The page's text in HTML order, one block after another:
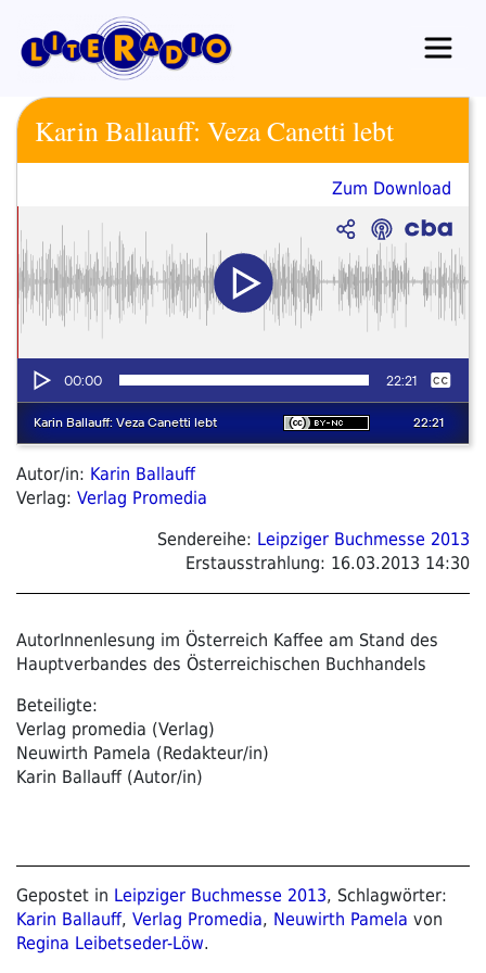
Inhalt
springen
Karin Ballauff: Veza Canetti lebt
Zum Download
Autor/in: Karin Ballauff
Verlag: Verlag Promedia
Sendereihe: Leipziger Buchmesse 2013
Erstausstrahlung: 16.03.2013 14:30
AutorInnenlesung im Österreich Kaffee am Stand des
Hauptverbandes des Österreichischen Buchhandels
Beteiligte:
Verlag promedia (Verlag)
Neuwirth Pamela (Redakteur/in)
Karin Ballauff (Autor/in)
Gepostet in Leipziger Buchmesse 2013, Schlagwörter:
Karin Ballauff, Verlag Promedia, Neuwirth Pamela von
Regina Leibetseder-Löw.